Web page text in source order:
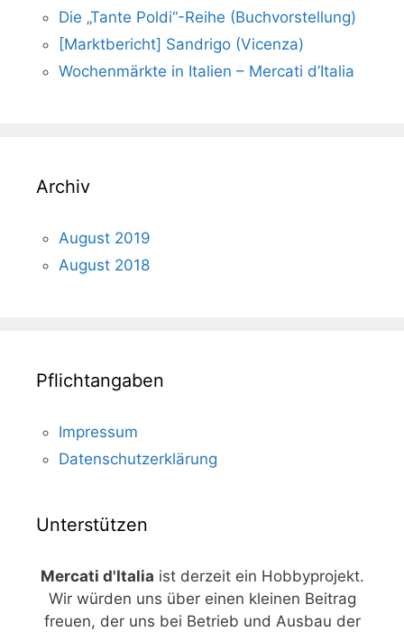
Die „Tante Poldi“-Reihe (Buchvorstellung)
[Marktbericht] Sandrigo (Vicenza)
Wochenmärkte in Italien – Mercati d’Italia
Archiv
August 2019
August 2018
Pflichtangaben
Impressum
Datenschutzerklärung
Unterstützen
Mercati d'Italia ist derzeit ein Hobbyprojekt.
Wir würden uns über einen kleinen Beitrag
freuen, der uns bei Betrieb und Ausbau der